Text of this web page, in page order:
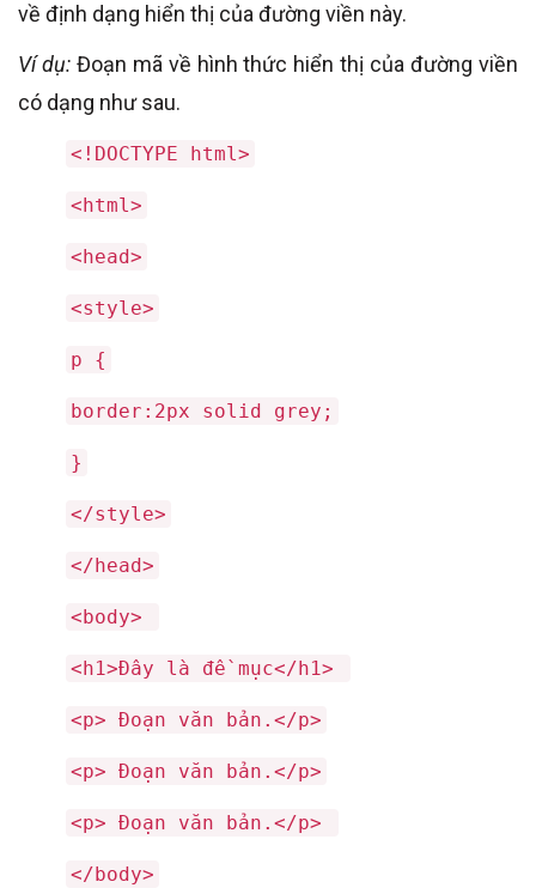
về định dạng hiển thị của đường viền này.
Ví dụ: Đoạn mã về hình thức hiển thị của đường viền
có dạng như sau.
<!DOCTYPE html>
<html>
<head>
<style>
p {
border:2px solid grey;
}
</style>
</head>
<body>
<h1>Đây là đề mục</h1>
<p> Đoạn văn bản.</p>
<p> Đoạn văn bản.</p>
<p> Đoạn văn bản.</p>
</body>